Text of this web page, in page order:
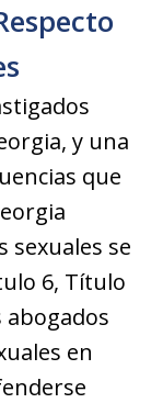
y una
que
sexuales se
6, Título
abogados
en